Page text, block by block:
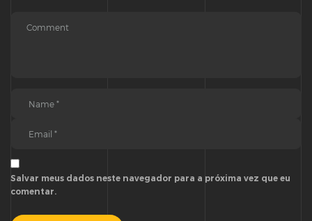
Salvar meus dados neste navegador para a próxima vez que eu
comentar.